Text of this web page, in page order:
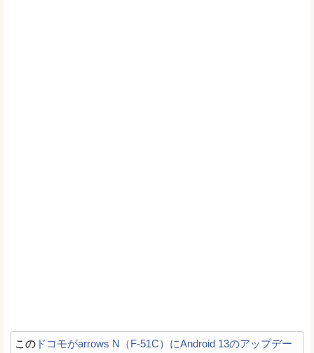
この ドコモがarrows N（F-51C）にAndroid 13のアップデー